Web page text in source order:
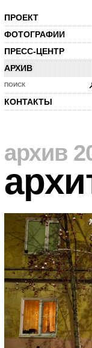
ПРОЕКТ
ФОТОГРАФИИ
ПРЕСС-ЦЕНТР
АРХИВ
ПОИСК
КОНТАКТЫ
архив